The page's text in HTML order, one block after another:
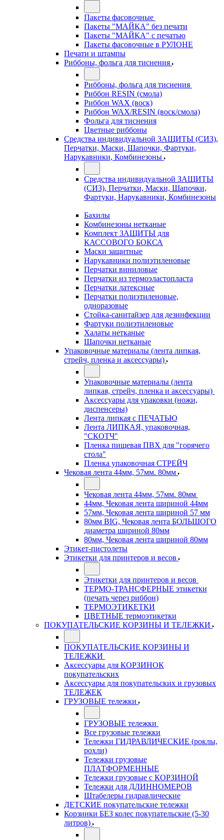
Пакеты фасовочные
Пакеты "МАЙКА" без печати
Пакеты "МАЙКА" с печатью
Пакеты фасовочные в РУЛОНЕ
Печати и штампы
Риббоны, фольга для тиснения
Риббоны, фольга для тиснения
Риббон RESIN (смола)
Риббон WAX (воск)
Риббон WAX/RESIN (воск/смола)
Фольга для тиснения
Цветные риббоны
Средства индивидуальной ЗАЩИТЫ (СИЗ),
Перчатки, Маски, Шапочки, Фартуки,
Нарукавники, Комбинезоны
Средства индивидуальной ЗАЩИТЫ
(СИЗ), Перчатки, Маски, Шапочки,
Фартуки, Нарукавники, Комбинезоны
Бахилы
Комбинезоны нетканые
Комплект ЗАЩИТЫ для
КАССОВОГО БОКСА
Маски защитные
Нарукавники полиэтиленовые
Перчатки виниловые
Перчатки из термоэластопласта
Перчатки латексные
Перчатки полиэтиленовые,
одноразовые
Стойка-санитайзер для дезинфекции
Фартуки полиэтиленовые
Халаты нетканые
Шапочки нетканые
Упаковочные материалы (лента липкая,
стрейч, пленка и аксессуары)
Упаковочные материалы (лента
липкая, стрейч, пленка и аксессуары)
Аксессуары для упаковки (ножи,
диспенсеры)
Лента липкая с ПЕЧАТЬЮ
Лента ЛИПКАЯ, упаковочная,
"СКОТЧ"
Пленка пищевая ПВХ для "горячего
стола"
Пленка упаковочная СТРЕЙЧ
Чековая лента 44мм, 57мм. 80мм
Чековая лента 44мм, 57мм. 80мм
44мм, Чековая лента шириной 44мм
57мм, Чековая лента шириной 57 мм
80мм BIG, Чековая лента БОЛЬШОГО
диаметра шириной 80мм
80мм, Чековая лента шириной 80мм
Этикет-пистолеты
Этикетки для принтеров и весов
Этикетки для принтеров и весов
ТЕРМО-ТРАНСФЕРНЫЕ этикетки
(печать через риббон)
ТЕРМОЭТИКЕТКИ
ЦВЕТНЫЕ термоэтикетки
ПОКУПАТЕЛЬСКИЕ КОРЗИНЫ И ТЕЛЕЖКИ
ПОКУПАТЕЛЬСКИЕ КОРЗИНЫ И
ТЕЛЕЖКИ
Аксессуары для КОРЗИНОК
покупательских
Аксессуары для покупательских и грузовых
ТЕЛЕЖЕК
ГРУЗОВЫЕ тележки
ГРУЗОВЫЕ тележки
Все грузовые тележки
Тележки ГИДРАВЛИЧЕСКИЕ (роклы,
рохли)
Тележки грузовые
ПЛАТФОРМЕННЫЕ
Тележки грузовые с КОРЗИНОЙ
Тележки для ДЛИННОМЕРОВ
Штабелеры гидравлические
ДЕТСКИЕ покупательские тележки
Корзинки БЕЗ колес покупательские (5-30
литров)